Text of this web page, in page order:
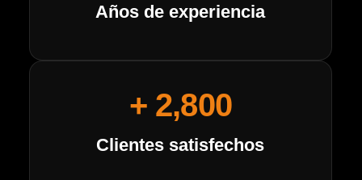
Años de experiencia
Clientes satisfechos
+ 2,800